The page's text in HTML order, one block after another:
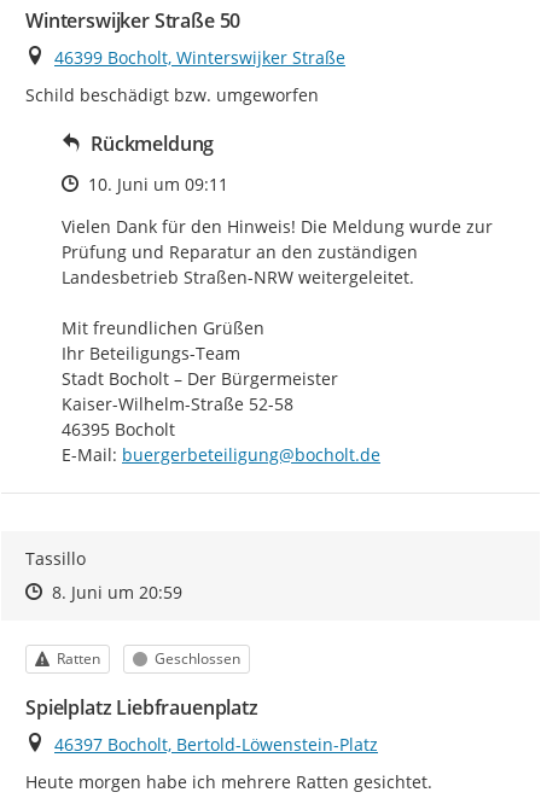
Winterswijker Straße 50
Ort
46399 Bocholt, Winterswijker Straße
Schild beschädigt bzw. umgeworfen
Rückmeldung
Zeitpunkt des Erstellens
10. Juni um 09:11
Vielen Dank für den Hinweis! Die Meldung wurde zur
Prüfung und Reparatur an den zuständigen
Landesbetrieb Straßen-NRW weitergeleitet.
Mit freundlichen Grüßen
Ihr Beteiligungs-Team
Stadt Bocholt – Der Bürgermeister
Kaiser-Wilhelm-Straße 52-58
46395 Bocholt
E-Mail: buergerbeteiligung@bocholt.de
Tassillo
Zeitpunkt des Erstellens
Zeitpunkt des Erstellens
8. Juni um 20:59Zur Äußerung
Kategorie
Ratten Status
Geschlossen
Spielplatz Liebfrauenplatz
Ort
46397 Bocholt, Bertold-Löwenstein-Platz
Heute morgen habe ich mehrere Ratten gesichtet.